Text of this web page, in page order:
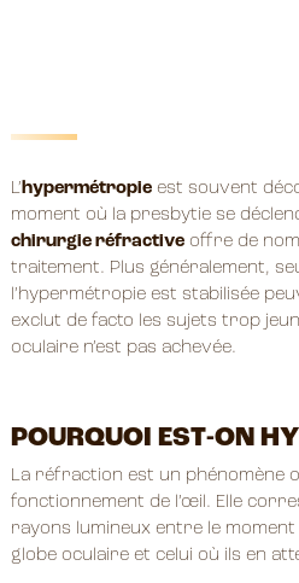
L’ hypermétropieest souvent
moment où la presbytie se
chirurgie réfractiveoffre de
traitement. Plus généralement,
l’hypermétropie est stabilisée
exclut de facto les sujets trop
oculaire n’est pas achevée.
POURQUOI EST-ON
La réfraction est un phénomène
fonctionnement de l’œil. Elle
rayons lumineux entre le
globe oculaire et celui où ils en